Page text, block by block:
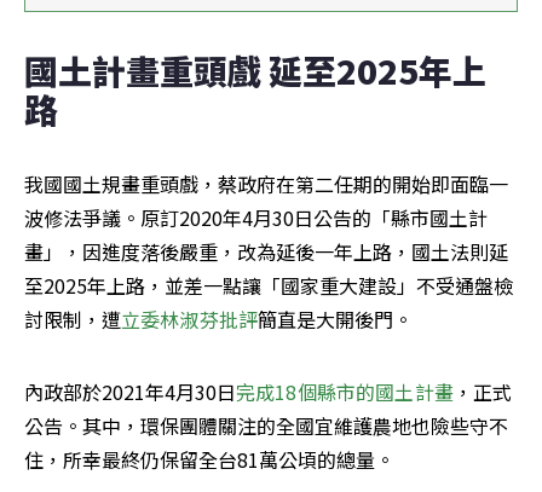
國土計畫重頭戲 延至2025年上
路
我國國土規畫重頭戲，蔡政府在第二任期的開始即面臨一
波修法爭議。原訂2020年4月30日公告的「縣市國土計
畫」，因進度落後嚴重，改為延後一年上路，國土法則延
至2025年上路，並差一點讓「國家重大建設」不受通盤檢
討限制，遭立委林淑芬批評簡直是大開後門。
內政部於2021年4月30日完成18個縣市的國土計畫，正式
公告。其中，環保團體關注的全國宜維護農地也險些守不
住，所幸最終仍保留全台81萬公頃的總量。